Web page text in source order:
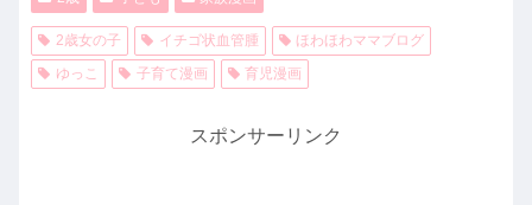
2歳女の子 イチゴ状血管腫
ほわほわママブログ
ゆっこ
子育て漫画 育児漫画
スポンサーリンク